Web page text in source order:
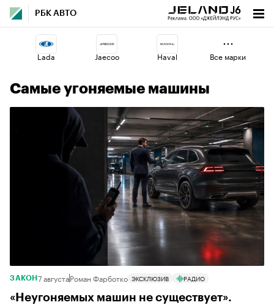
РБК АВТО
Lada Jaecoo Haval
Voyah Geely
Все марки
Самые угоняемые машины
ЗАКОН 7 августаРоман Фарботко ЭКСКЛЮЗИВ РАДИО
«Неугоняемых машин не существует».